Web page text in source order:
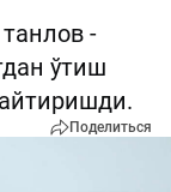
-
ўтиш
Поделиться